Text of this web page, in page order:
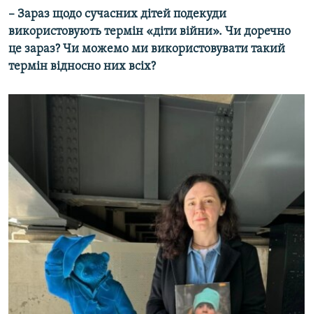
– Зараз щодо сучасних дітей подекуди
використовують термін «діти війни». Чи доречно
це зараз? Чи можемо ми використовувати такий
термін відносно них всіх?